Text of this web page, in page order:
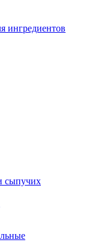
ингредиентов
сыпучих